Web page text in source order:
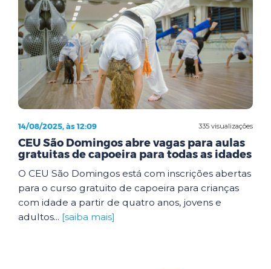
335 visualizações
14/08/2025, às 12:09
CEU São Domingos abre vagas para aulas
gratuitas de capoeira para todas as idades
O CEU São Domingos está com inscrições abertas
para o curso gratuito de capoeira para crianças
com idade a partir de quatro anos, jovens e
adultos... [saiba mais]